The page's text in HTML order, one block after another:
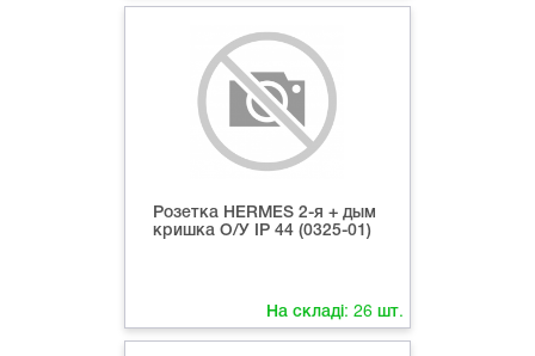
Розетка HERMES 2-я + дым
кришка О/У ІР 44 (0325-01)
На складі: 26 шт.